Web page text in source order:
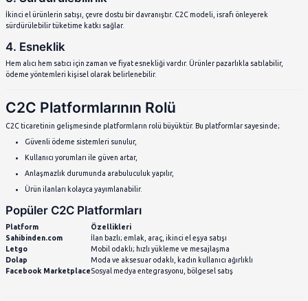
C2C ve Diğer Ticaret
Farklar
Özellik C2C B2C
Taraflar Tüketici - Tüketici
Platform
Kullanımı
Aracı web sitesi veya
uygulama
mağaza
Ödeme
Yöntemi
Esnek, bazen nakit
Güven Unsuru
Yorumlar ve kullanıcı
puanı
C2C Modelinin Avantajları